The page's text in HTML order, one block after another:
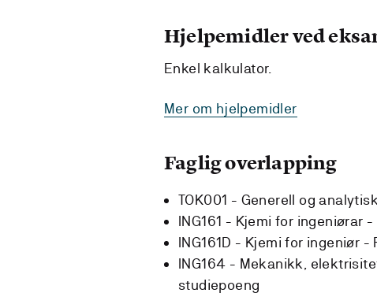
Hjelpemidler ved
Enkel kalkulator.
Mer om hjelpemidler
Faglig overlapping
TOK001 - Generell og
ING161 - Kjemi for ingeniørar -
ING161D - Kjemi for ingeniør -
ING164 - Mekanikk,
studiepoeng